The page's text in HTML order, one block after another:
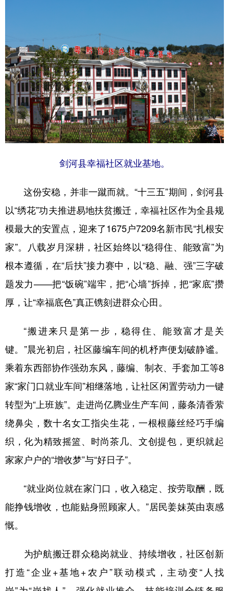
广东 广西 海南 重庆
四川 贵州 云南 西藏
陕西 甘肃 青海 宁夏
新疆 内蒙古 黑龙江
Русский язык 日本語 한국어
剑河县幸福社区就业基地。
这份安稳，并非一蹴而就。“十三五”期间，剑河县
以“绣花”功夫推进易地扶贫搬迁，幸福社区作为全县规
模最大的安置点，迎来了1675户7209名新市民“扎根安
家”。八载岁月深耕，社区始终以“稳得住、能致富”为
根本遵循，在“后扶”接力赛中，以“稳、融、强”三字破
题发力——把“饭碗”端牢，把“心墙”拆掉，把“家底”攒
厚，让“幸福底色”真正镌刻进群众心田。
“搬进来只是第一步，稳得住、能致富才是关
键。”晨光初启，社区藤编车间的机杼声便划破静谧。
乘着东西部协作强劲东风，藤编、制衣、手套加工等8
家“家门口就业车间”相继落地，让社区闲置劳动力一键
转型为“上班族”。走进尚亿腾业生产车间，藤条清香萦
绕鼻尖，数十名女工指尖生花，一根根藤丝经巧手编
织，化为精致摇篮、时尚茶几、文创提包，更织就起
家家户户的“增收梦”与“好日子”。
“就业岗位就在家门口，收入稳定、按劳取酬，既
能挣钱增收，也能贴身照顾家人。”居民姜妹英由衷感
慨。
为护航搬迁群众稳岗就业、持续增收，社区创新
打造“企业+基地+农户”联动模式，主动变“人找